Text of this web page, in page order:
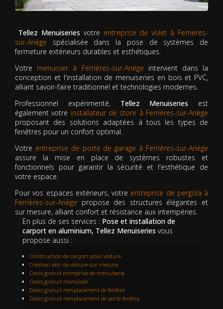
Tellez Menuiseries votre entreprise de volet à Ferrières-
sur-Ariège spécialisée dans la pose de systèmes de
fermeture extérieurs durables et esthétiques.
Votre menuisier à Ferrières-sur-Ariège intervient dans la
conception et l'installation de menuiseries en bois et PVC,
alliant savoir-faire traditionnel et technologies modernes.
Professionnel expérimenté, Tellez Menuiseries est
également votre installateur de store à Ferrières-sur-Ariège
proposant des solutions adaptées à tous les types de
fenêtres pour un confort optimal.
Votre entreprise de porte de garage à Ferrières-sur-Ariège
assure la mise en place de systèmes robustes et
fonctionnels pour garantir la sécurité et l'esthétique de
votre espace.
Pour vos espaces extérieurs, votre entreprise de pergola à
Ferrières-sur-Ariège propose des structures élégantes et
sur mesure, alliant confort et résistance aux intempéries.
En plus de ses services : Pose et installation de
carport en aluminium, Tellez Menuiseries vous
propose aussi :
Construction de carport pour voiture
Création abri de voiture sur mesure
Devis gratuit entreprise de menuiserie
Devis gratuit menuisier
Devis gratuit remplacement de fenêtre
Devis gratuit remplacement de porte fenêtre